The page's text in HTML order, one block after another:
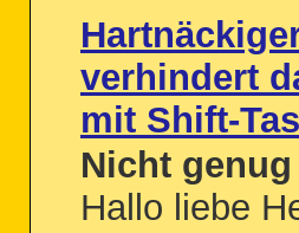
verhindert
mit Shift-
Nicht
Hallo liebe